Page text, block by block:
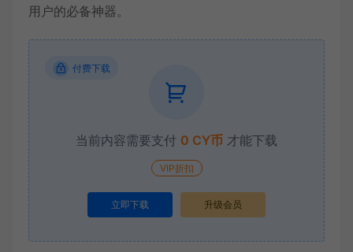
用户的必备神器。
付费下载
当前内容需要支付 0 CY币 才能下载
VIP折扣
立即下载 升级会员